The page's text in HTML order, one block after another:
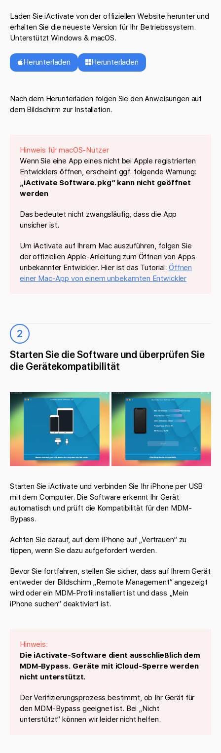
Laden Sie iActivate von der offiziellen Website herunter und
erhalten Sie die neueste Version für Ihr Betriebssystem.
Unterstützt Windows & macOS.
Herunterladen Herunterladen
Nach dem Herunterladen folgen Sie den Anweisungen auf
dem Bildschirm zur Installation.
Hinweis für macOS-Nutzer
Wenn Sie eine App eines nicht bei Apple registrierten
Entwicklers öffnen, erscheint ggf. folgende Warnung:
„iActivate Software.pkg“ kann nicht geöffnet
werden
Das bedeutet nicht zwangsläufig, dass die App
unsicher ist.
Um iActivate auf Ihrem Mac auszuführen, folgen Sie
der offiziellen Apple-Anleitung zum Öffnen von Apps
unbekannter Entwickler. Hier ist das Tutorial: Öffnen
einer Mac-App von einem unbekannten Entwickler
2
Starten Sie die Software und überprüfen Sie
die Gerätekompatibilität
Starten Sie iActivate und verbinden Sie Ihr iPhone per USB
mit dem Computer. Die Software erkennt Ihr Gerät
automatisch und prüft die Kompatibilität für den MDM-
Bypass.
Achten Sie darauf, auf dem iPhone auf „Vertrauen“ zu
tippen, wenn Sie dazu aufgefordert werden.
Bevor Sie fortfahren, stellen Sie sicher, dass auf Ihrem Gerät
entweder der Bildschirm „Remote Management“ angezeigt
wird oder ein MDM-Profil installiert ist und dass „Mein
iPhone suchen“ deaktiviert ist.
Hinweis:
Die iActivate-Software dient ausschließlich dem
MDM-Bypass. Geräte mit iCloud-Sperre werden
nicht unterstützt.
Der Verifizierungsprozess bestimmt, ob Ihr Gerät für
den MDM-Bypass geeignet ist. Bei „Nicht
unterstützt“ können wir leider nicht helfen.